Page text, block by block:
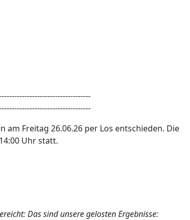
Freitag 26.06.26 per Los entschieden. Die
Uhr statt.
Das sind unsere gelosten Ergebnisse: